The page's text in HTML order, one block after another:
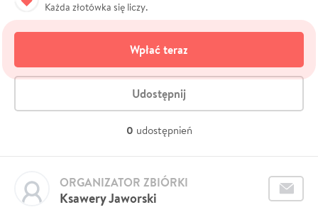
Każda złotówka się liczy.
Wpłać teraz
Udostępnij
0 udostępnień
Ksawery Jaworski
ORGANIZATOR ZBIÓRKI